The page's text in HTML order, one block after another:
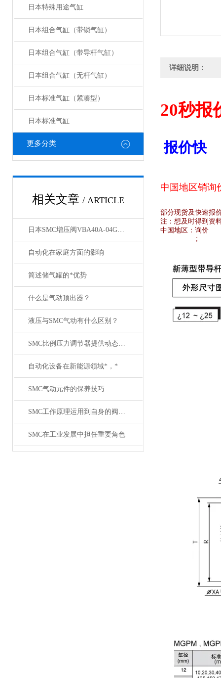
日本特殊用途气缸
日本组合气缸（带锁气缸）
日本组合气缸（带导杆气缸）
日本组合气缸（无杆气缸）
日本标准气缸（紧凑型）
日本标准气缸
更多分类
相关文章 / ARTICLE
日本SMC增压阀VBA40A-04GN和VBA42A-04GN 及VBA43A-04GN
自动化在家庭方面的影响
简述储气罐的*优势
什么是气动顶出器？
液压与SMC气动有什么区别？
SMC比例压力调节器提供动态响应，稳定控制
自动化设备在新能源领域*，*
SMC气动元件的保养技巧
SMC工作原理运用到自身的阀体原理介绍
SMC在工业发展中担任重要角色
详细说明：
20秒报
报价快
中国地区销询
部分现货及快速报
注：想及时得到资
中国地区： 询价
;